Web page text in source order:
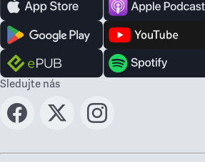
Sledujte nás